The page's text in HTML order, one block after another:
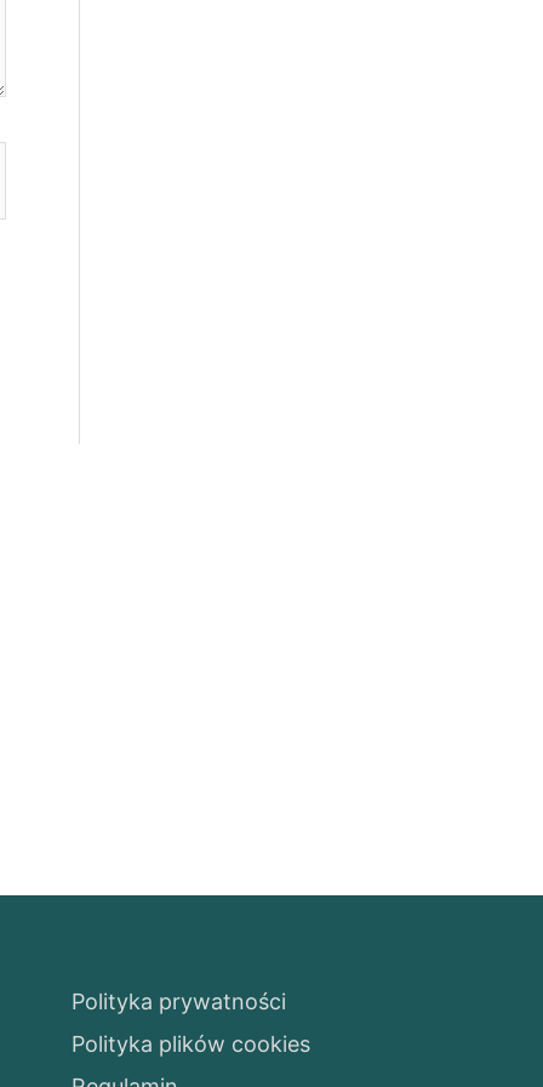
Polityka prywatności
Polityka plików cookies